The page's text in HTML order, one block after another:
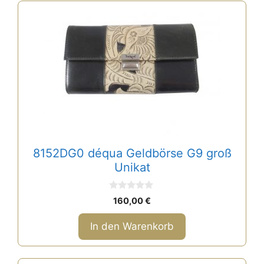
8152DG0 déqua Geldbörse G9 groß
Unikat
0
o
5
160,00€
In den Warenkorb